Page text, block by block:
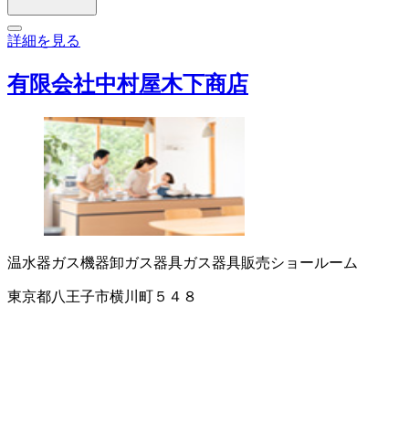
詳細を見る
有限会社中村屋木下商店
温水器ガス機器卸ガス器具ガス器具販売ショールーム
東京都八王子市横川町５４８